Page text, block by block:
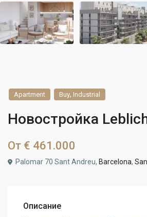
Apartment Buy, Industrial
Новостройка
От € 461.000
Palomar 70 Sant Andreu, Barcelona,
Описание